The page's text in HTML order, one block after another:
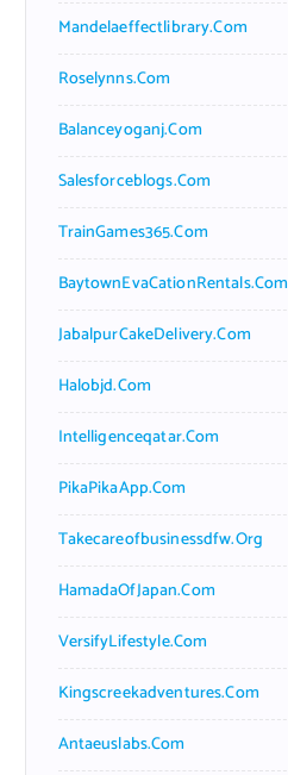
Mandelaeffectlibrary.com
Roselynns.com
Balanceyoganj.com
Salesforceblogs.com
TrainGames365.com
BaytownEvaCationRentals.com
JabalpurCakeDelivery.com
Halobjd.com
Intelligenceqatar.com
PikaPikaApp.com
Takecareofbusinessdfw.org
HamadaOfJapan.com
VersifyLifestyle.com
Kingscreekadventures.com
Antaeuslabs.com